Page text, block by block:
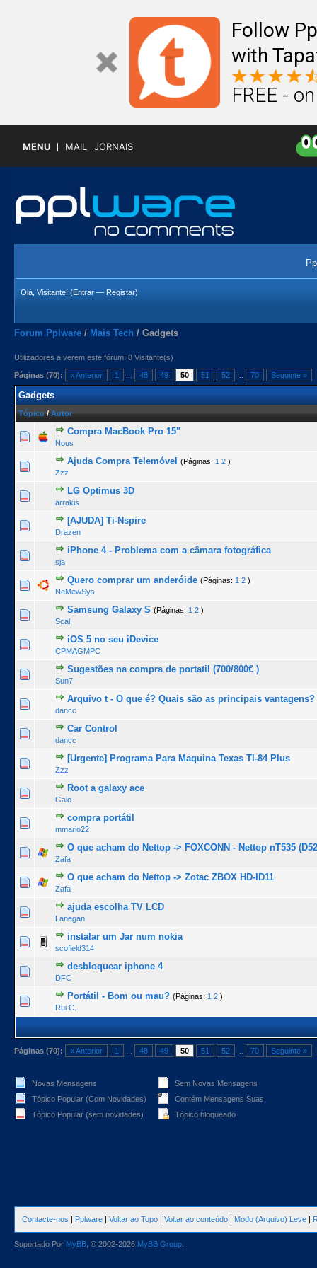
Follow
with
FREE -
MENU MAIL JORNAIS
Olá, Visitante! (Entrar — Registar)
Forum Pplware / Mais Tech / Gadgets
Utilizadores a verem este fórum: 8 Visitante(s)
Páginas (70): « Anterior 1 48 49 50 51 52 70 Seguinte »
Gadgets
Tópico/Autor
Compra MacBook Pro 15"
Nous
0 Voto(s) - 0 de 5 na totalidade
1 2345
Ajuda Compra Telemóvel (Páginas: 1 2 )
Zzz
2 Voto(s) - 2.5 de 5 na totalidade
12345
LG Optimus 3D
arrakis
0 Voto(s) - 0 de 5 na totalidade
[AJUDA] Ti-Nspire
Drazen
0 Voto(s) - 0 de 5 na totalidade
1
iPhone 4 - Problema com a câmara fotográfica
sja
0 Voto(s) - 0 de 5 na totalidade
12345
Quero comprar um anderóide (Páginas: 1 2 )
NeMewSys
0 Voto(s) - 0 de 5 na totalidade
1 2345
Samsung Galaxy S (Páginas: 1 2 )
Scal
0 Voto(s) - 0 de 5 na totalidade
1 23 45
iOS 5 no seu iDevice
CPMAGMPC
0 Voto(s) - 0 de 5 na totalidade
123
Sugestões na compra de portatil (700/800€ )
Sun7
0 Voto(s) - 0 de 5 na totalidade
12345
Arquivo t - O que é? Quais são as principais vantagens?
dancc
0 Voto(s) - 0 de 5 na totalidade
12 345
Car Control
dancc
0 Voto(s) - 0 de 5 na totalidade
[Urgente] Programa Para Maquina Texas TI-84 Plus
Zzz
0 Voto(s) - 0 de 5 na totalidade
12 3 45
Root a galaxy ace
Gaio
0 Voto(s) - 0 de 5 na totalidade
compra portátil
mmario22
0 Voto(s) - 0 de 5 na totalidade
O que acham do Nettop -> FOXCONN - Nettop nT535
Zafa
0 Voto(s) - 0 de 5 na totalidade
12345
O que acham do Nettop -> Zotac ZBOX HD-ID11
Zafa
0 Voto(s) - 0 de 5 na totalidade
12345
ajuda escolha TV LCD
Lanegan
0 Voto(s) - 0 de 5 na totalidade
1234
instalar um Jar num nokia
scofield314
0 Voto(s) - 0 de 5 na totalidade
12 345
desbloquear iphone 4
DFC
0 Voto(s) - 0 de 5 na totalidade
12 34
Portátil - Bom ou mau? (Páginas: 1 2 )
Rui C.
0 Voto(s) - 0 de 5 na totalidade
12345
Páginas (70): « Anterior 1 48 49 50 51 52 70 Seguinte »
Novas Mensagens
Tópico Popular (Com Novidades)
Tópico Popular (sem novidades)
Sem Novas Mensagens
Contém Mensagens Suas
Tópico bloqueado
Contacte-nos | Pplware | Voltar ao Topo | Voltar ao conteúdo | Modo (Arquivo) Leve |
Suportado Por MyBB , © 2002-2026 MyBB Group